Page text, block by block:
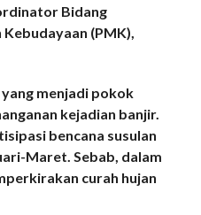
Bidang
(PMK),
menjadi pokok
kejadian banjir.
bencana susulan
Maret. Sebab, dalam
curah hujan